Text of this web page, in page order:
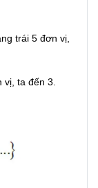
trái 5 đơn vị,
ta đến 3.